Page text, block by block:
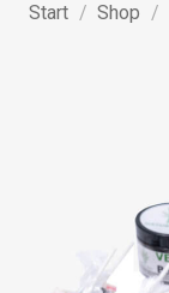
Start / Shop /